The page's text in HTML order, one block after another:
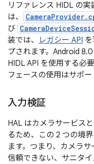
リファレンス HIDL の実
は、
び
装では、
レガシー API
プされます。Android
HIDL API を使用する必
フェースの使用はサポー
入力検証
HAL はカメラサービス
るため、この 2 つの境
ます。つまり、カメラ
信頼できない、サニタ